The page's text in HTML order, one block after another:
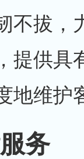
不拔，
提供具
地维护
务